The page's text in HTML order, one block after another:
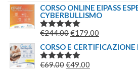
PREZZO
ORIGINALE
ERA:
PREZZO
ATTUALE
CORSO ONLINE EIPASS
CYBERBULLISMO
VALUTATO
€244.00IL
PREZZO
ORIGINALE
ERA:
€179.00
PREZZO
CORSO E
VALUTATO
€69.00IL
€49.00